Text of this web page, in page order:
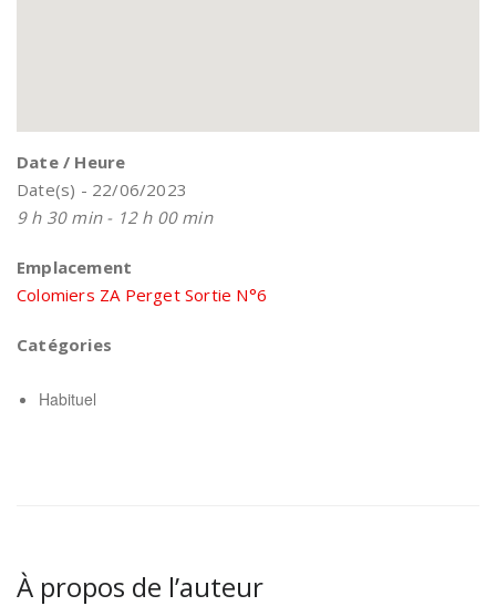
Date / Heure
Date(s) - 22/06/2023
9 h 30 min - 12 h 00 min
Emplacement
Colomiers ZA Perget Sortie N°6
Catégories
Habituel
À propos de l’auteur